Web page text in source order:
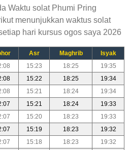
Waktu solat Phumi Pring
menunjukkan waktus solat
hari kursus ogos saya 2026
Asr Maghrib
Isyak
15:23 18:25
19:35
15:22 18:25
19:34
15:21 18:24
19:34
15:21 18:24
19:33
15:20 18:23
19:33
15:19 18:23
19:32
15:18 18:23
19:32